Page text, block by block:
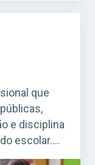
que
e disciplina
escolar.
organização